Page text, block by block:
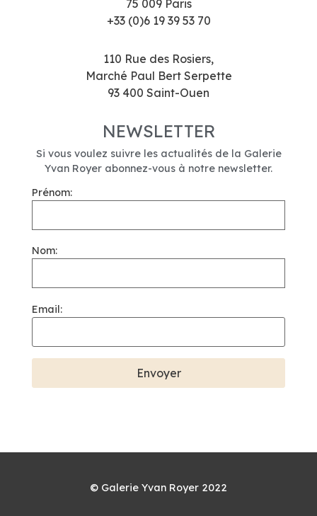
75 009 Paris
+33 (0)6 19 39 53 70
110 Rue des Rosiers,
Marché Paul Bert Serpette
93 400 Saint-Ouen
NEWSLETTER
Si vous voulez suivre les actualités de la Galerie
Yvan Royer abonnez-vous à notre newsletter.
Prénom:
Nom:
Email:
© Galerie Yvan Royer 2022